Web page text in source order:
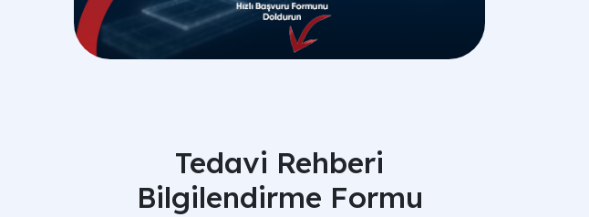
Tedavi Rehberi
Bilgilendirme Formu